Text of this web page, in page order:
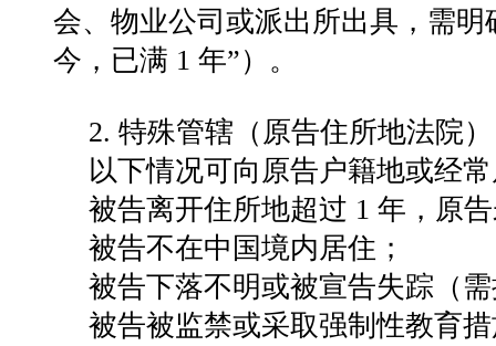
会、物业公司或派出所出具，需
今，已满 1 年”）。
2. 特殊管辖（原告住所地法院）
以下情况可向 原告户籍地或经
被告离开住所地超过 1 年，原
被告不在中国境内居住；
被告下落不明或被宣告失踪（
被告被监禁或采取强制性教育